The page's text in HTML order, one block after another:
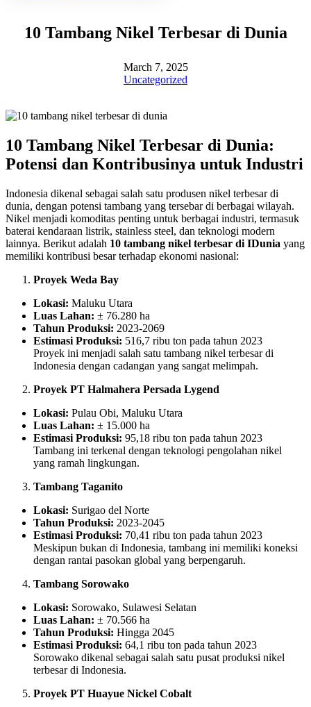
10 Tambang Nikel Terbesar di Dunia
March 7, 2025
Uncategorized
10 Tambang Nikel Terbesar di Dunia:
Potensi dan Kontribusinya untuk Industri
Indonesia dikenal sebagai salah satu produsen nikel terbesar di
dunia, dengan potensi tambang yang tersebar di berbagai wilayah.
Nikel menjadi komoditas penting untuk berbagai industri, termasuk
baterai kendaraan listrik, stainless steel, dan teknologi modern
lainnya. Berikut adalah 10 tambang nikel terbesar di IDunia yang
memiliki kontribusi besar terhadap ekonomi nasional:
Proyek Weda Bay
Lokasi: Maluku Utara
Luas Lahan: ± 76.280 ha
Tahun Produksi: 2023-2069
Estimasi Produksi: 516,7 ribu ton pada tahun 2023
Proyek ini menjadi salah satu tambang nikel terbesar di
Indonesia dengan cadangan yang sangat melimpah.
Proyek PT Halmahera Persada Lygend
Lokasi: Pulau Obi, Maluku Utara
Luas Lahan: ± 15.000 ha
Estimasi Produksi: 95,18 ribu ton pada tahun 2023
Tambang ini terkenal dengan teknologi pengolahan nikel
yang ramah lingkungan.
Tambang Taganito
Lokasi: Surigao del Norte
Tahun Produksi: 2023-2045
Estimasi Produksi: 70,41 ribu ton pada tahun 2023
Meskipun bukan di Indonesia, tambang ini memiliki koneksi
dengan rantai pasokan global yang berpengaruh.
Tambang Sorowako
Lokasi: Sorowako, Sulawesi Selatan
Luas Lahan: ± 70.566 ha
Tahun Produksi: Hingga 2045
Estimasi Produksi: 64,1 ribu ton pada tahun 2023
Sorowako dikenal sebagai salah satu pusat produksi nikel
terbesar di Indonesia.
Proyek PT Huayue Nickel Cobalt